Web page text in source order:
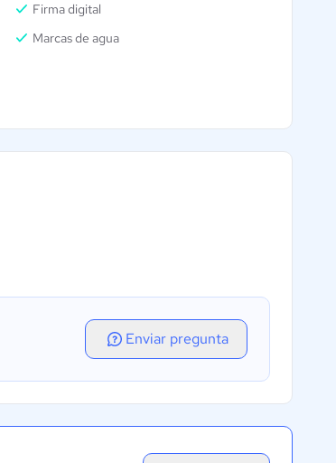
Firma digital
Marcas de agua
Enviar pregunta